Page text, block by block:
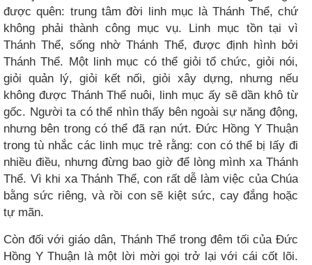
được quên: trung tâm đời linh mục là Thánh Thể, chứ
không phải thành công mục vụ. Linh mục tồn tại vì
Thánh Thể, sống nhờ Thánh Thể, được định hình bởi
Thánh Thể. Một linh mục có thể giỏi tổ chức, giỏi nói,
giỏi quản lý, giỏi kết nối, giỏi xây dựng, nhưng nếu
không được Thánh Thể nuôi, linh mục ấy sẽ dần khô từ
gốc. Người ta có thể nhìn thấy bên ngoài sự năng động,
nhưng bên trong có thể đã rạn nứt. Đức Hồng Y Thuận
trong tù nhắc các linh mục trẻ rằng: con có thể bị lấy đi
nhiều điều, nhưng đừng bao giờ để lòng mình xa Thánh
Thể. Vì khi xa Thánh Thể, con rất dễ làm việc của Chúa
bằng sức riêng, và rồi con sẽ kiệt sức, cay đắng hoặc
tự mãn.
Còn đối với giáo dân, Thánh Thể trong đêm tối của Đức
Hồng Y Thuận là một lời mời gọi trở lại với cái cốt lõi.